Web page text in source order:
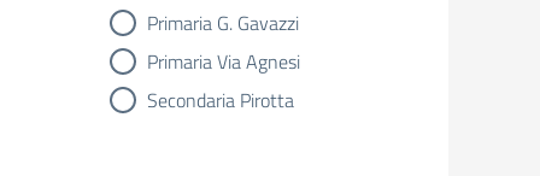
Primaria G. Gavazzi
Primaria Via Agnesi
Secondaria Pirotta